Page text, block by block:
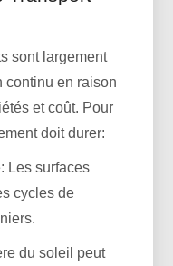
sont largement
continu en raison
et coût. Pour
doit durer:
Les surfaces
cycles de
du soleil peut